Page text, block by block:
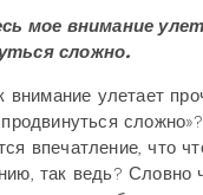
мое внимание
сложно.
внимание улетает
продвинуться
впечатление, что
так ведь? Словно